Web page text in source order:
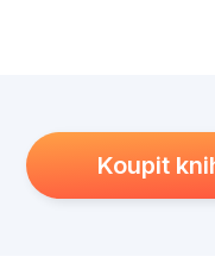
Koupit